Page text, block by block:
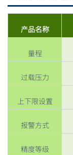
产品名称
量程
过载压力
上下限设置
报警方式
精度等级